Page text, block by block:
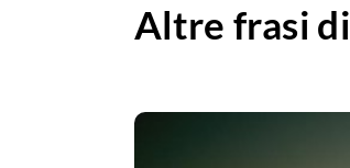
Altre frasi di